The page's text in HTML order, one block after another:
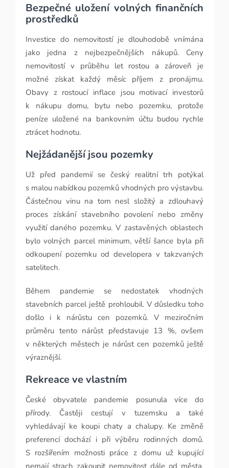
Bezpečné uložení volných finančních
prostředků
Investice do nemovitostí je dlouhodobě vnímána
jako jedna z nejbezpečnějších nákupů. Ceny
nemovitostí v průběhu let rostou a zároveň je
možné získat každý měsíc příjem z pronájmu.
Obavy z rostoucí inflace jsou motivací investorů
k nákupu domu, bytu nebo pozemku, protože
peníze uložené na bankovním účtu budou rychle
ztrácet hodnotu.
Nejžádanější jsou pozemky
Už před pandemií se český realitní trh potýkal
s malou nabídkou pozemků vhodných pro výstavbu.
Částečnou vinu na tom nesl složitý a zdlouhavý
proces získání stavebního povolení nebo změny
využití daného pozemku. V zastavěných oblastech
bylo volných parcel minimum, větší šance byla při
odkoupení pozemku od developera v takzvaných
satelitech.
Během pandemie se nedostatek vhodných
stavebních parcel ještě prohloubil. V důsledku toho
došlo i k nárůstu cen pozemků. V meziročním
průměru tento nárůst představuje 13 %, ovšem
v některých městech je nárůst cen pozemků ještě
výraznější.
Rekreace ve vlastním
České obyvatele pandemie posunula více do
přírody. Častěji cestují v tuzemsku a také
vyhledávají ke koupi chaty a chalupy. Ke změně
preferencí dochází i při výběru rodinných domů.
S rozšířením možnosti práce z domu už kupující
nemají strach zakoupit nemovitost dále od města.